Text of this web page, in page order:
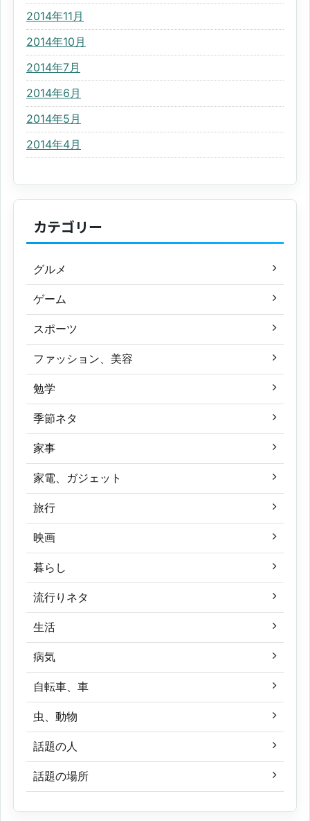
2014年11月
2014年10月
2014年7月
2014年6月
2014年5月
2014年4月
カテゴリー
グルメ
ゲーム
スポーツ
ファッション、美容
勉学
季節ネタ
家事
家電、ガジェット
旅行
映画
暮らし
流行りネタ
生活
病気
自転車、車
虫、動物
話題の人
話題の場所